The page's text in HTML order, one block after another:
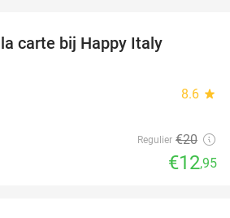
carte bij Happy Italy
8.6 star
Regulier €20
€12,95